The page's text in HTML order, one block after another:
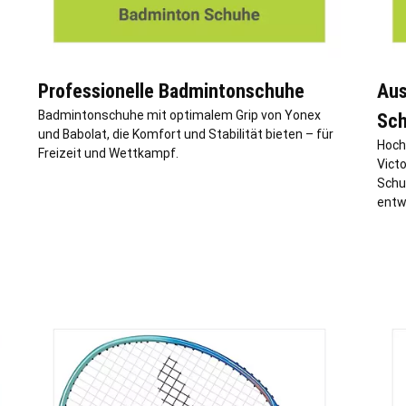
Professionelle Badmintonschuhe
Badmintonschuhe mit optimalem Grip von Yonex
und Babolat, die Komfort und Stabilität bieten – für
Freizeit und Wettkampf.